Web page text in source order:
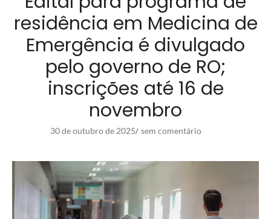
residência em Medicina de
Emergência é divulgado
pelo governo de RO;
inscrições até 16 de
novembro
30 de outubro de 2025/ sem comentário